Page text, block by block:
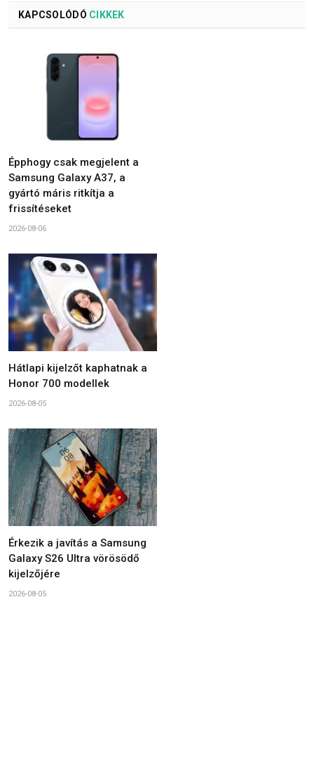
KAPCSOLÓDÓ CIKKEK
Épphogy csak megjelent a
Samsung Galaxy A37, a
gyártó máris ritkítja a
frissítéseket
2026-08-06
Hátlapi kijelzőt kaphatnak a
Honor 700 modellek
2026-08-05
Érkezik a javítás a Samsung
Galaxy S26 Ultra vörösödő
kijelzőjére
2026-08-05